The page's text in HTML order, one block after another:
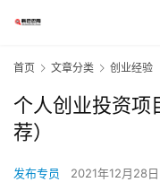
首页 文章分类 创业经验
个人创业投资项
荐）
发布专员 2021年12月28